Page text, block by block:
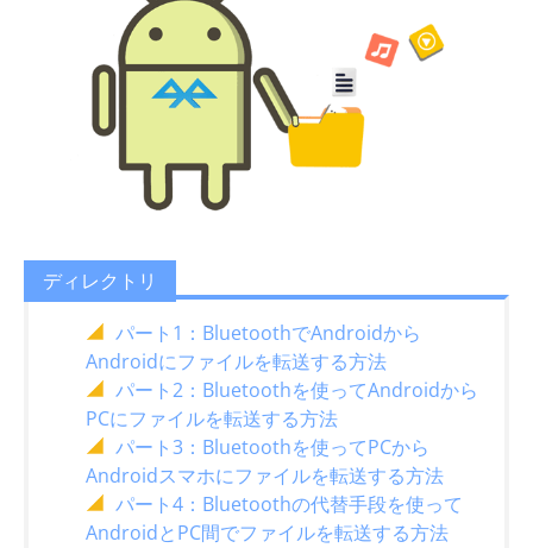
ディレクトリ
パート1：BluetoothでAndroidから
Androidにファイルを転送する方法
パート2：Bluetoothを使ってAndroidから
PCにファイルを転送する方法
パート3：Bluetoothを使ってPCから
Androidスマホにファイルを転送する方法
パート4：Bluetoothの代替手段を使って
AndroidとPC間でファイルを転送する方法